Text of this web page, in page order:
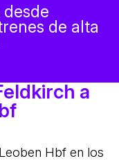
desde
de alta
a
Hbf en los